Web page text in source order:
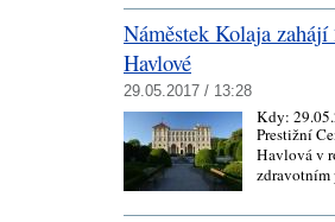
Náměstek Kolaja
Havlové
29.05.2017 / 13:28
Kdy:
Prestižní
Havlová v